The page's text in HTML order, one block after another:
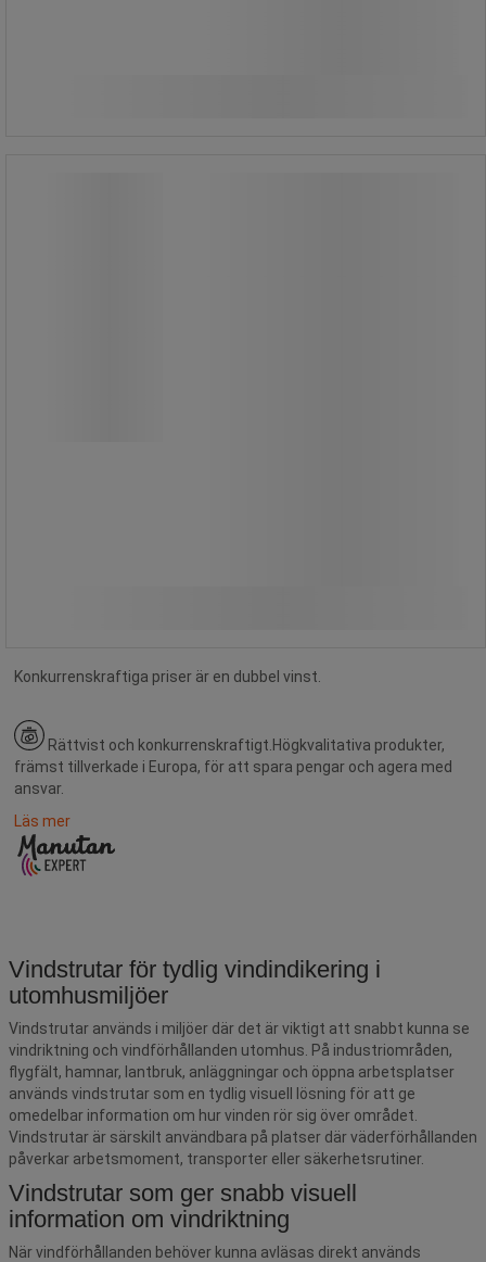
Konkurrenskraftiga priser är en dubbel vinst.
Rättvist och konkurrenskraftigt. Högkvalitativa produkter,
främst tillverkade i Europa, för att spara pengar och agera med
ansvar.
Läs mer
Vindstrutar för tydlig vindindikering i
utomhusmiljöer
Vindstrutar används i miljöer där det är viktigt att snabbt kunna se
vindriktning och vindförhållanden utomhus. På industriområden,
flygfält, hamnar, lantbruk, anläggningar och öppna arbetsplatser
används vindstrutar som en tydlig visuell lösning för att ge
omedelbar information om hur vinden rör sig över området.
Vindstrutar är särskilt användbara på platser där väderförhållanden
påverkar arbetsmoment, transporter eller säkerhetsrutiner.
Vindstrutar som ger snabb visuell
information om vindriktning
När vindförhållanden behöver kunna avläsas direkt används